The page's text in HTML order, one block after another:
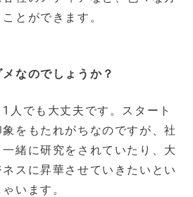
とができます。
なのでしょうか？
人でも大丈夫です。スタート
をもたれがちなのですが、社
緒に研究をされていたり、大
スに昇華させていきたいとい
います。